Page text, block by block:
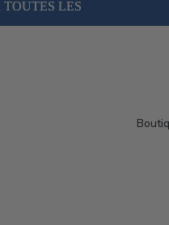
LES
LES